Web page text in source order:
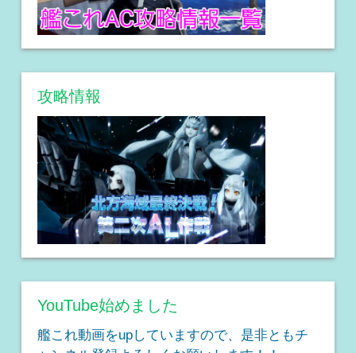
攻略情報
YouTube始めました
艦これ動画をupしていますので、是非ともチ